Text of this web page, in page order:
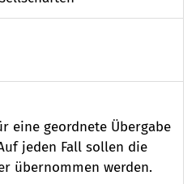
eine geordnete Übergabe
jeden Fall sollen die
übernommen werden.